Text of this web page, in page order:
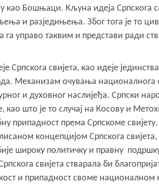
као Бошњаци. Кљуна идеја Српскога
и разједињења. Због тога је то
га управо таквим и представи ради
Српскога свијета, као идеје
Механизам очувања
и духовног наслијеђа. Српски
као што је то случај на Косову и
припадност према Српскоме
концепцијом Српскога
широку политичку и правну
свијета стварала би
и припадност своме